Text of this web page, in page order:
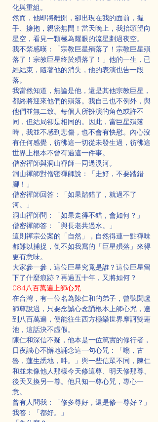
化與重組。
然而，他即將離開，卻出現在我的面前，握
手、擁抱，親密無間！當天晚上，我抬頭望向
星空，看見一顆極為耀眼的流星劃過夜空。
我不禁感嘆：「宗教巨星殞落了！宗教巨星殞
落了！宗教巨星終於殞落了！」他的一生，已
經結束，隨著他的消失，他的表演也告一段
落。
我當然知道，無論是他，還是其他宗教巨星，
都終將迎來他們的殞落。我自己也不例外，與
他們並無二致。每個人所扮演的角色或許不
同，但結局卻是相同的。因此，當巨星殞落
時，我並不感到悲傷，也不會有快慰。內心沒
有任何感覺，彷彿這一切從未發生過，彷彿這
世界上根本不曾有過這一件事。
僧密禪師與洞山禪師一同過溪河。
洞山禪師對僧密禪師說：「走好，不要踏錯
腳！」
僧密禪師回答：「如果踏錯了，就過不了
河。」
洞山禪師問：「如果走得不錯，會如何？」
僧密禪師答：「與長老共過水。」
這則禪宗公案的「自然」，自然得連一點禪味
都難以捕捉，倒不如我寫的「巨星殞落」來得
更有意味。
大家參一參，這位巨星究竟是誰？這位巨星留
下了什麼痕跡？再過五十年，又將如何？
084八百萬遍上師心咒
在台灣，有一位名為陳仁和的弟子，曾聽聞盧
師尊說過，只要念誠心念誦根本上師心咒，達
到八百萬遍，便能往生西方極樂世界摩訶雙蓮
池，這話決不虛假。
陳仁和深信不疑，他本是一位篤實的修行者，
日夜誠心不懈地誦念這一句心咒：「嗡，古
魯，蓮生悉地，吽。」與一些信眾不同，陳仁
和並未像他人那樣今天修這尊、明天修那尊、
後天又換另一尊。他只知一尊心咒，專心一
意。
曾有人問我：「修多尊好，還是修一尊好？」
我答：「都好。」